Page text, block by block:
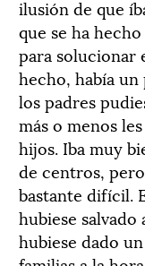
ilusión de que
que se ha
para solucionar
hecho, había
los padres
más o menos
hijos. Iba muy
de centros,
bastante difícil.
hubiese salvado
hubiese dado